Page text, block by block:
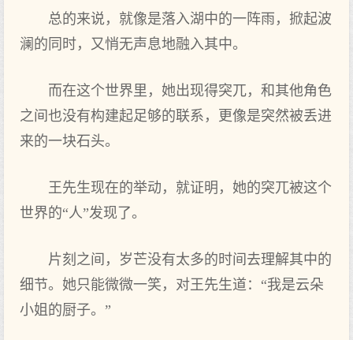
总的来说，就像是落入湖中的一阵雨，掀起波
澜的同时，又悄无声息地融入其中。
而在这个世界里，她出现得突兀，和其他角色
之间也没有构建起足够的联系，更像是突然被丢进
来的一块石头。
王先生现在的举动，就证明，她的突兀被这个
世界的“人”发现了。
片刻之间，岁芒没有太多的时间去理解其中的
细节。她只能微微一笑，对王先生道：“我是云朵
小姐的厨子。”